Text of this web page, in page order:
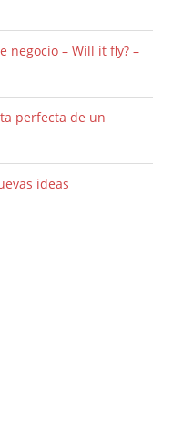
negocio – Will it fly? –
perfecta de un
ideas